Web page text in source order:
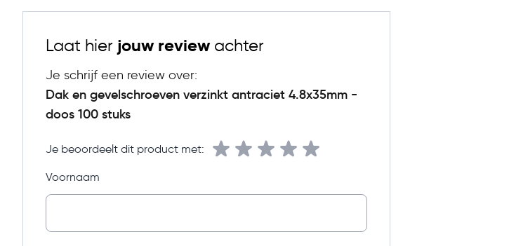
Diameter
4,8 mm
Materiaal
Staal
Oppervlaktebehandeling
Boorkop
Zelfborend
Afdichting
Bestel vandaag nog!
Laat hier jouw review achter
Je schrijf een review over:
Dak en gevelschroeven verzinkt antraciet 4.8x35mm -
doos 100 stuks
Je beoordeelt dit product met:
Voornaam